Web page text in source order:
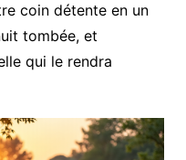
coin détente en un
tombée, et
qui le rendra